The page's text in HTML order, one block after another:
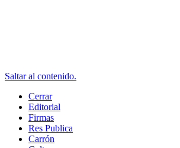
Saltar al contenido.
Cerrar
Editorial
Firmas
Res Publica
Carrón